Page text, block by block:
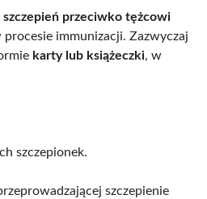
szczepień przeciwko tężcowi
immunizacji. Zazwyczaj
karty lub książeczki, w
szczepionek.
szczepienie